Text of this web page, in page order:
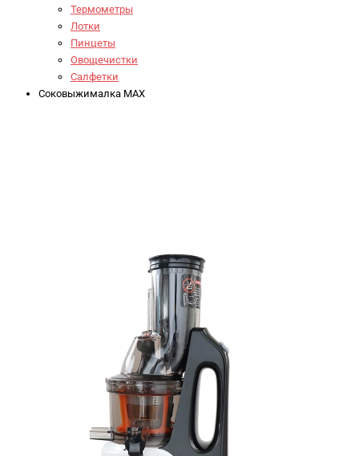
Термометры
Лотки
Пинцеты
Овощечистки
Салфетки
Соковыжималка MAX